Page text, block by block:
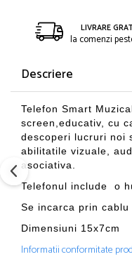
LIVRARE
la comenzi
Descriere
Telefon Smart
screen,educativ, cu
descoperi lucruri noi
abilitatile vizuale,
asociativa.
Telefonul include o
Se incarca prin cablu
Dimensiuni 15x7cm
Informatii conformitate